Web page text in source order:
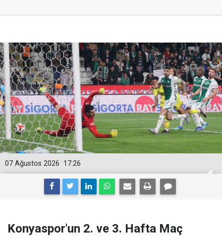
17:26
07 Ağustos 2026
Konyaspor'un 2. ve 3. Hafta Maç